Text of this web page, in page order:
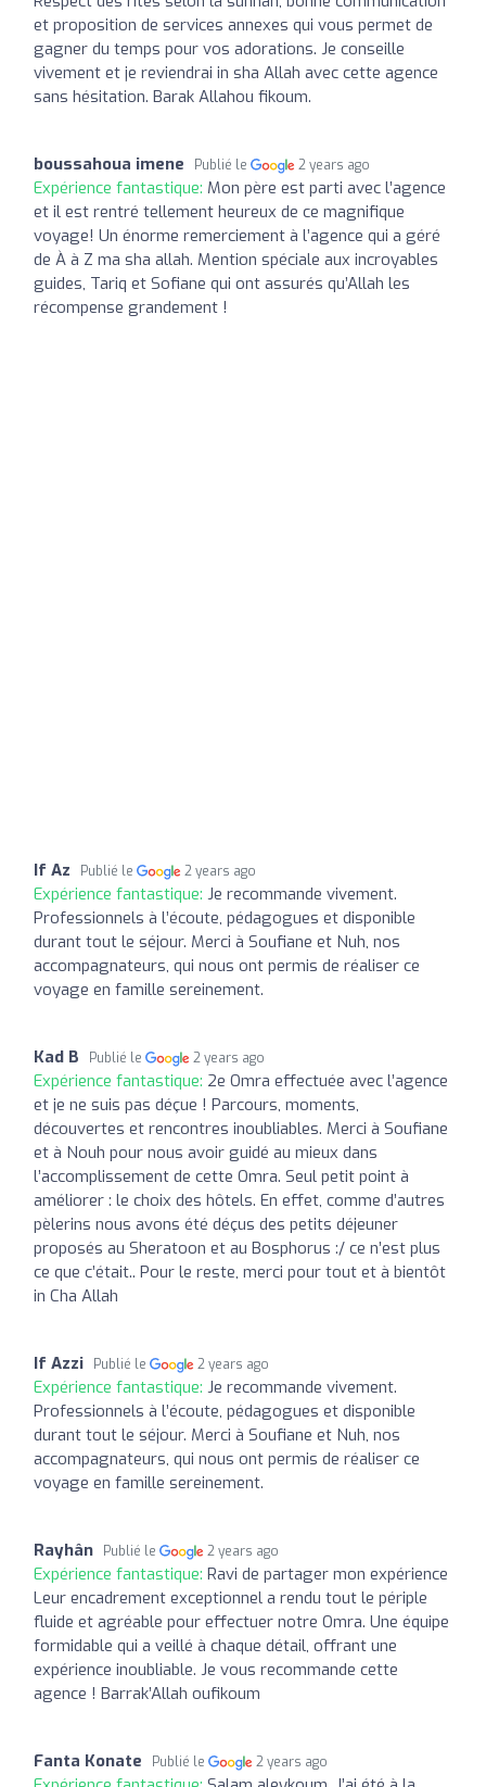
et proposition de services annexes qui vous permet de
gagner du temps pour vos adorations. Je conseille
vivement et je reviendrai in sha Allah avec cette agence
sans hésitation. Barak Allahou fikoum.
boussahoua imene Publié le 2 years ago
Expérience fantastique: Mon père est parti avec l’agence
et il est rentré tellement heureux de ce magnifique
voyage! Un énorme remerciement à l’agence qui a géré
de À à Z ma sha allah. Mention spéciale aux incroyables
guides, Tariq et Sofiane qui ont assurés qu’Allah les
récompense grandement !
If Az Publié le 2 years ago
Expérience fantastique: Je recommande vivement.
Professionnels à l’écoute, pédagogues et disponible
durant tout le séjour. Merci à Soufiane et Nuh, nos
accompagnateurs, qui nous ont permis de réaliser ce
voyage en famille sereinement.
Kad B Publié le 2 years ago
Expérience fantastique: 2e Omra effectuée avec l’agence
et je ne suis pas déçue ! Parcours, moments,
découvertes et rencontres inoubliables. Merci à Soufiane
et à Nouh pour nous avoir guidé au mieux dans
l’accomplissement de cette Omra. Seul petit point à
améliorer : le choix des hôtels. En effet, comme d’autres
pèlerins nous avons été déçus des petits déjeuner
proposés au Sheratoon et au Bosphorus :/ ce n’est plus
ce que c’était.. Pour le reste, merci pour tout et à bientôt
in Cha Allah
If Azzi Publié le 2 years ago
Expérience fantastique: Je recommande vivement.
Professionnels à l’écoute, pédagogues et disponible
durant tout le séjour. Merci à Soufiane et Nuh, nos
accompagnateurs, qui nous ont permis de réaliser ce
voyage en famille sereinement.
Rayhân Publié le 2 years ago
Expérience fantastique: Ravi de partager mon expérience
Leur encadrement exceptionnel a rendu tout le périple
fluide et agréable pour effectuer notre Omra. Une équipe
formidable qui a veillé à chaque détail, offrant une
expérience inoubliable. Je vous recommande cette
agence ! Barrak’Allah oufikoum
Fanta Konate Publié le 2 years ago